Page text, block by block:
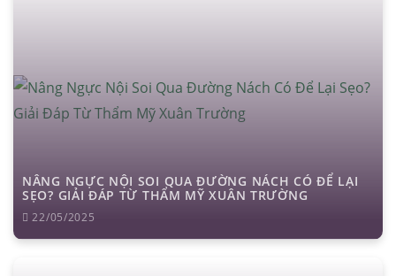
NÂNG NGỰC NỘI SOI QUA ĐƯỜNG NÁCH CÓ ĐỂ LẠI
SẸO? GIẢI ĐÁP TỪ THẨM MỸ XUÂN TRƯỜNG
22/05/2025